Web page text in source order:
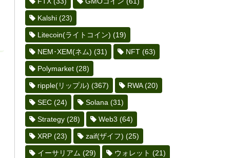
Kalshi (23)
Litecoin(ライトコイン) (19)
NEM･XEM(ネム) (31) NFT (63)
Polymarket (28)
ripple(リップル) (367) RWA(20)
SEC (24) Solana (31)
Strategy (28) Web3 (64)
XRP (23) zaif(ザイフ) (25)
イーサリアム (29) ウォレット (21)